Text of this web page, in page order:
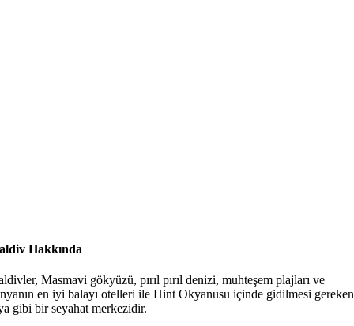
Hakkında
Masmavi gökyüzü, pırıl pırıl denizi, muhteşem plajları ve
en iyi balayı otelleri ile Hint Okyanusu içinde gidilmesi gereken
gibi bir seyahat merkezidir.